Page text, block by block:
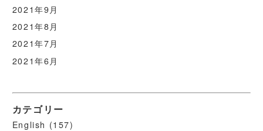
2021年9月
2021年8月
2021年7月
2021年6月
カテゴリー
English (157)